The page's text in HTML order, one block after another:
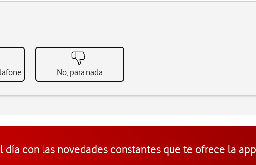
No, para nada
día con las novedades constantes que te ofrece la app